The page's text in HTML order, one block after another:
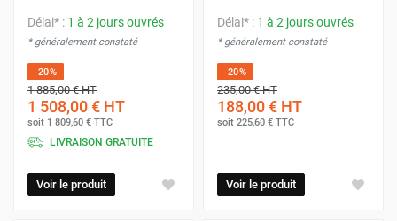
Délai* : 1 à 2 jours ouvrés
* généralement constaté
-20%
1 885,00 €HT
1 508,00 € HT
soit 1 809,60 € TTC
LIVRAISON GRATUITE
Voir le produit
Délai* : 1 à 2 jours ouvrés
* généralement constaté
-20%
235,00 €HT
188,00 € HT
soit 225,60 € TTC
Voir le produit